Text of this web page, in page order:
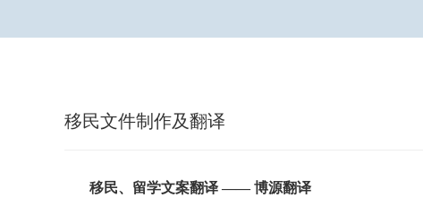
移民文件制作及翻译
移民、留学文案翻译 —— 博源翻译